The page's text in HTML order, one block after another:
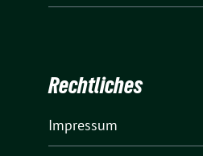
Rechtliches
Impressum